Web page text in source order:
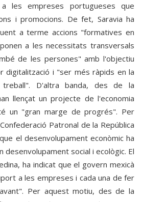
a les empreses portugueses que
i promocions. De fet, Saravia ha
a terme accions "formatives en
a les necessitats transversals
de les persones" amb l'objectiu
digitalització i "ser més ràpids en la
D'altra banda, des de la
llençat un projecte de l'economia
un "gran marge de progrés". Per
Patronal de la República
el desenvolupament econòmic ha
desenvolupament social i ecològic. El
ha indicat que el govern mexicà
a les empreses i cada una de fer
Per aquest motiu, des de la